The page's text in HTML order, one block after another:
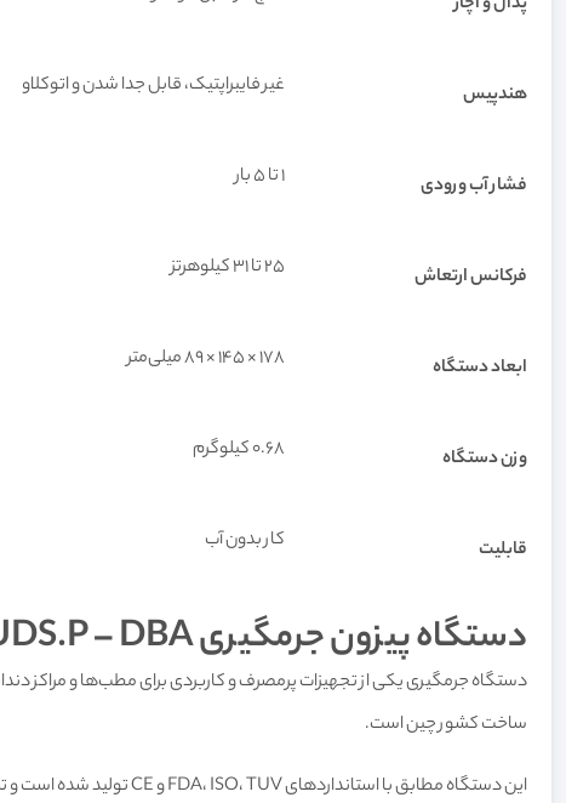
هندپیس غیر فایبراپتیک، قابل جدا شدن و اتوکلاو
فشار آب ورودی ۱ تا ۵ بار
فرکانس ارتعاش ۲۵ تا ۳۱ کیلوهرتز
ابعاد دستگاه 178 × 145 × 89 میلی‌متر
وزن دستگاه 0.68 کیلوگرم
قابلیت کار بدون آب
دستگاه پیزون جرمگیری Woodpecker – UDS.P – DBA
ساخت کشور چین است.
این دستگاه مطابق با استانداردهای FDA، ISO، TUV و CE تولید شده است و تمام ویژگی‌های مورد نیاز را دارد. به طور کلی دستگاه‌های جرمگیری در سه نوع التراسونیک القایی، هوایی و الکتریکی تولید می‌شوند.